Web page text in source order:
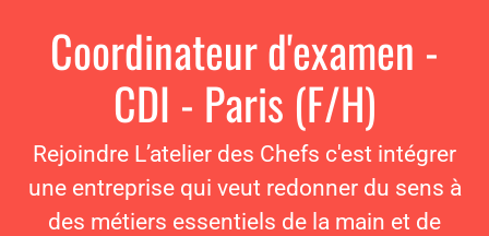
Coordinateur d'examen -
CDI - Paris (F/H)
Rejoindre L’atelier des Chefs c'est intégrer
une entreprise qui veut redonner du sens à
des métiers essentiels de la main et de